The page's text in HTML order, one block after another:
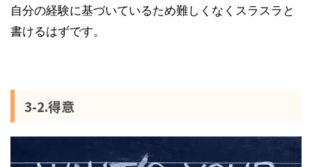
自分の経験に基づいているため難しくなくスラスラと
書けるはずです。
3-2.得意